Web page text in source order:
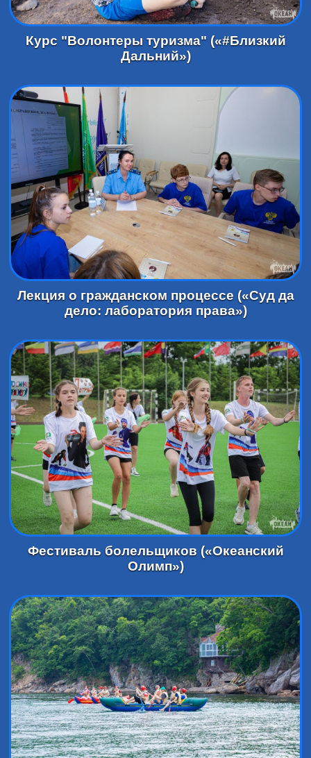
Курс "Волонтеры туризма" («#Близкий
Дальний»)
Лекция о гражданском процессе («Суд да
дело: лаборатория права»)
Фестиваль болельщиков («Океанский
Олимп»)